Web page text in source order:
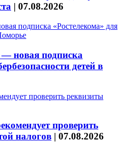
| 07.08.2026
новая подписка
детей в
проверить
налогов | 07.08.2026